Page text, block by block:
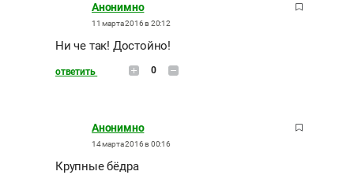
Анонимно
11 марта 2016 в 20:12
Ни че так! Достойно!
ответить 0
Анонимно
14 марта 2016 в 00:16
Крупные бёдра